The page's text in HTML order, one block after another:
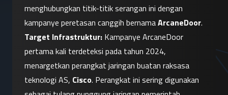
menghubungkan titik-titik serangan ini dengan
kampanye peretasan canggih bernama ArcaneDoor.
Target Infrastruktur: Kampanye ArcaneDoor
pertama kali terdeteksi pada tahun 2024,
menargetkan perangkat jaringan buatan raksasa
teknologi AS, Cisco. Perangkat ini sering digunakan